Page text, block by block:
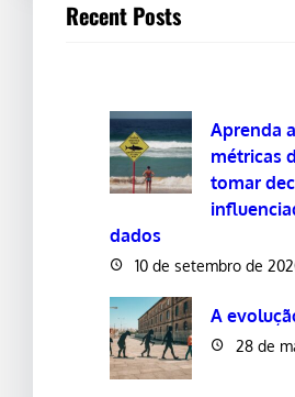
Recent Posts
Aprenda
métricas
tomar
dados
10 de setembro de
A
28 de